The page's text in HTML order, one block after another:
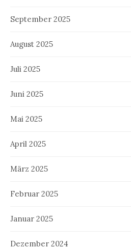
September 2025
August 2025
Juli 2025
Juni 2025
Mai 2025
April 2025
März 2025
Februar 2025
Januar 2025
Dezember 2024